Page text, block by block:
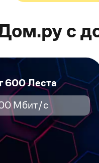
с
600 Леста
Мбит/с